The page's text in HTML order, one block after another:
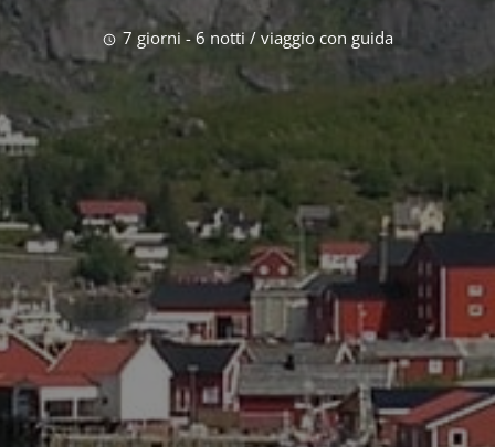
7 giorni - 6 notti / viaggio con guida